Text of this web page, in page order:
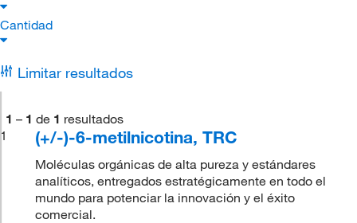
Cantidad
Limitar resultados
1 – 1 de 1 resultados
1
(+/-)-6-metilnicotina, TRC
Moléculas orgánicas de alta pureza y estándares
analíticos, entregados estratégicamente en todo el
mundo para potenciar la innovación y el éxito
comercial.